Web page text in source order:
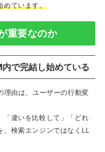
めています。
重要なのか
で完結し始めている
理由は、ユーザーの行動変
「違いを比較して」「どれ
検索エンジンではなくLL